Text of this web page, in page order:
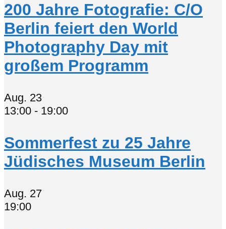
200 Jahre Fotografie: C/O
Berlin feiert den World
Photography Day mit
großem Programm
Aug. 23
13:00 - 19:00
Sommerfest zu 25 Jahre
Jüdisches Museum Berlin
Aug. 27
19:00